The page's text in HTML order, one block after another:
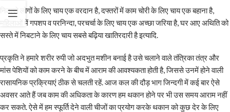
निठल्ले लोगों के लिए चाय एक वरदान है, दफ्तरों में काम चोरी के लिए चाय एक बहाना है,
महिलाओं में गपशप व परनिन्दा, परचर्चा के लिए चाय एक अच्छा जरिया है, घर आए अथिति को
सस्ते में निबटाने के लिए चाय सबसे बढ़िया खातिरदारी है इत्यादि.
प्रकृति ने हमारे शरीर रुपी जो अदभुत मशीन बनाई है उसे चलाने वाले तंत्रिका तंत्र और
मांस पेशियों को काम करने के बीच में आराम की आवश्यकता होती है, जिससे उनमें होने वाली
रासायनिक प्रक्रियाएं ठीक से चलती रहें. आज कल की दौड़ भाग जिन्दगी में कई बार ऐसे
अवसर आते हैं जब काम की अधिकता के कारण हम थकान होने पर भी उस समय आराम नहीं
कर सकते. ऐसे में हम स्फूर्ति देने वाली चीजों का प्रयोग करके थकान को कुछ देर के लिए